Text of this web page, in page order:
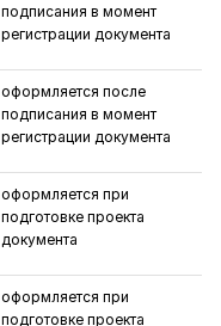
подписания в момент
регистрации документа
оформляется после
подписания в момент
регистрации документа
оформляется при
подготовке проекта
документа
оформляется при
подготовке проекта